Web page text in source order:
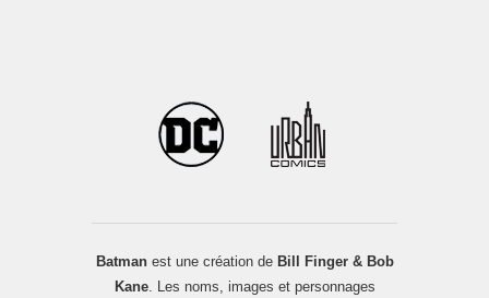
Batmanest une création de Bill Finger & Bob
Kane. Les noms, images et personnages